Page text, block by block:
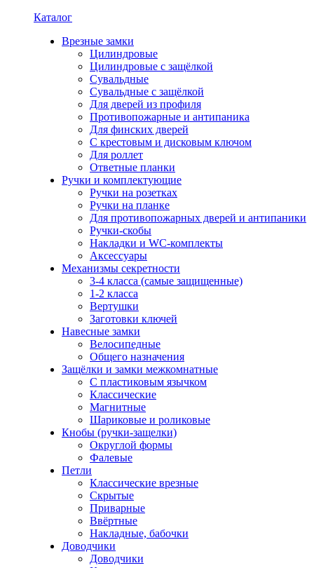
Каталог
Врезные замки
Цилиндровые
Цилиндровые с защёлкой
Сувальдные
Сувальдные с защёлкой
Для дверей из профиля
Противопожарные и антипаника
Для финских дверей
С крестовым и дисковым ключом
Для роллет
Ответные планки
Ручки и комплектующие
Ручки на розетках
Ручки на планке
Для противопожарных дверей и антипаники
Ручки-скобы
Накладки и WC-комплекты
Аксессуары
Механизмы секретности
3-4 класса (самые защищенные)
1-2 класса
Вертушки
Заготовки ключей
Навесные замки
Велосипедные
Общего назначения
Защёлки и замки межкомнатные
С пластиковым язычком
Классические
Магнитные
Шариковые и роликовые
Кнобы (ручки-защелки)
Округлой формы
Фалевые
Петли
Классические врезные
Скрытые
Приварные
Ввёртные
Накладные, бабочки
Доводчики
Доводчики